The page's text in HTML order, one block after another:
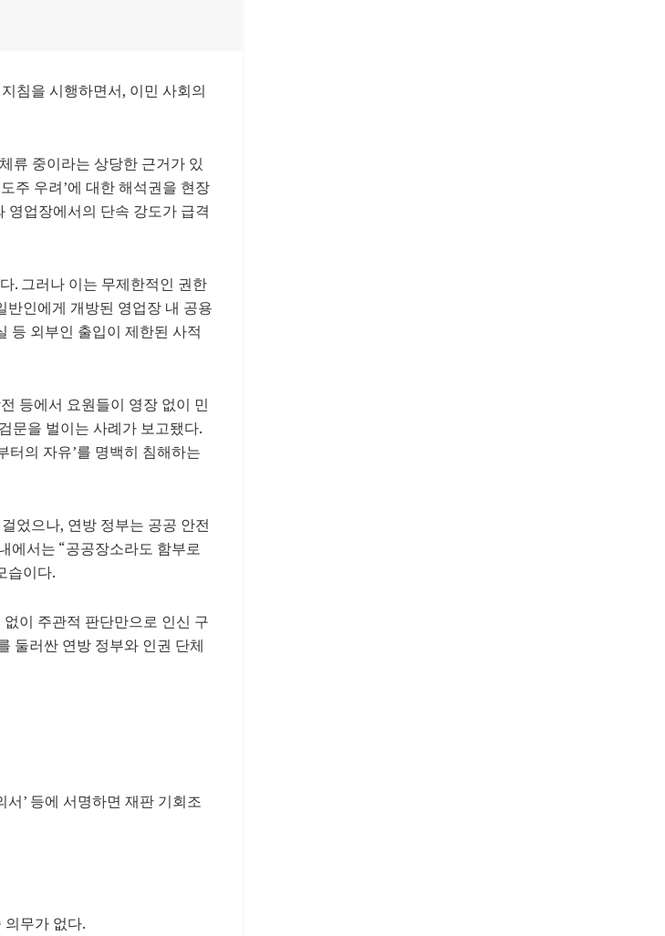
침을 시행하면서, 이민 사회의
류 중이라는 상당한 근거가 있
주 우려’에 대한 해석권을 현장
영업장에서의 단속 강도가 급격
. 그러나 이는 무제한적인 권한
반인에게 개방된 영업장 내 공용
등 외부인 출입이 제한된 사적
등에서 요원들이 영장 없이 민
문을 벌이는 사례가 보고됐다.
터의 자유’를 명백히 침해하는
었으나, 연방 정부는 공공 안전
에서는 “공공장소라도 함부로
습이다.
이 주관적 판단만으로 인신 구
둘러싼 연방 정부와 인권 단체
’ 등에 서명하면 재판 기회조
무가 없다.